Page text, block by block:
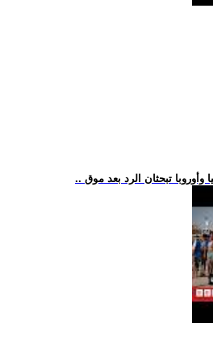
وأوروبا تبحثان الرد بعد موق